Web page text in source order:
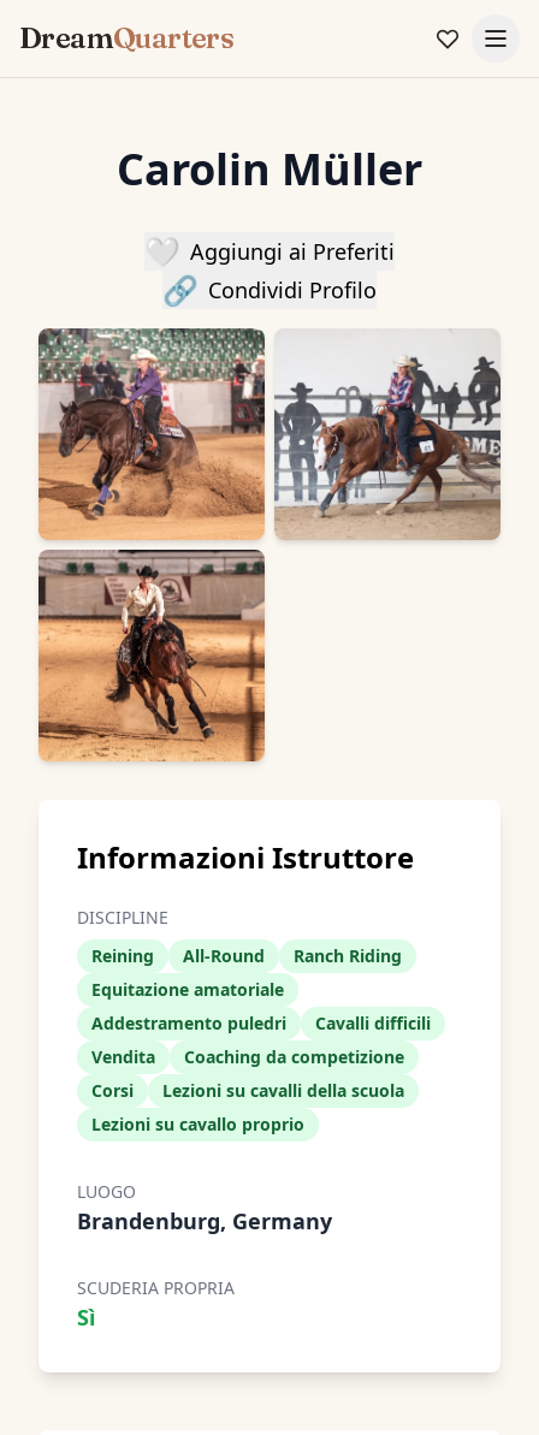
DreamQuarters
Carolin Müller
🤍 Aggiungi ai Preferiti
🔗 Condividi Profilo
Informazioni Istruttore
DISCIPLINE
Reining
All-Round
Ranch Riding
Equitazione amatoriale
Addestramento puledri
Cavalli difficili
Vendita
Coaching da competizione
Corsi
Lezioni su cavalli della scuola
Lezioni su cavallo proprio
LUOGO
Brandenburg, Germany
SCUDERIA PROPRIA
Sì